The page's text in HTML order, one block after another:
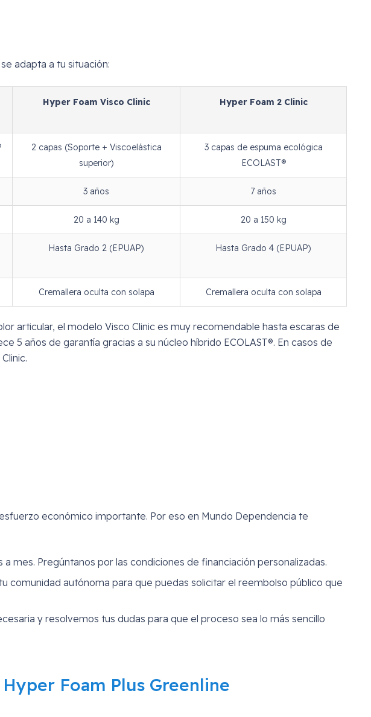
adapta a tu situación:
Hyper Foam Visco Clinic Hyper Foam 2 Clinic
2 capas (Soporte + Viscoelástica
superior)
3 capas de espuma ecológica
ECOLAST®
3 años 7 años
20 a 140 kg 20 a 150 kg
Hasta Grado 2 (EPUAP) Hasta Grado 4 (EPUAP)
Cremallera oculta con solapa Cremallera oculta con solapa
articular, el modelo Visco Clinic es muy recomendable hasta escaras de
5 años de garantía gracias a su núcleo híbrido ECOLAST®. En casos de
económico importante. Por eso en Mundo Dependencia te
mes. Pregúntanos por las condiciones de financiación personalizadas.
comunidad autónoma para que puedas solicitar el reembolso público que
y resolvemos tus dudas para que el proceso sea lo más sencillo
Foam Plus Greenline